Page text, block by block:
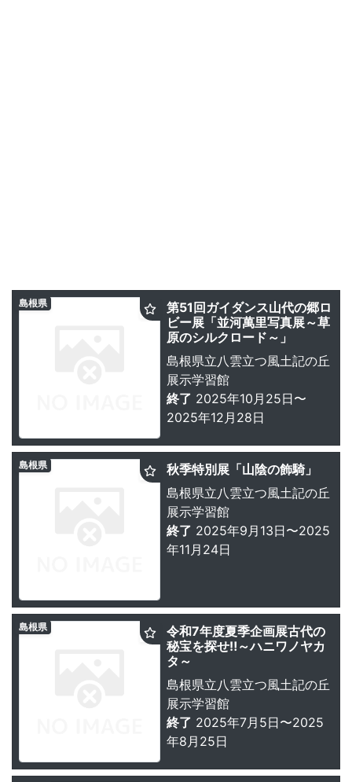
第51回ガイダンス山代の郷ロ
ビー展「並河萬里写真展～草
原のシルクロード～」
島根県立八雲立つ風土記の丘
展示学習館
終了 2025年10月25日〜
2025年12月28日
島根県
秋季特別展「山陰の飾騎」
島根県立八雲立つ風土記の丘
展示学習館
終了 2025年9月13日〜2025
年11月24日
島根県
令和7年度夏季企画展古代の
秘宝を探せ‼～ハニワノヤカ
タ～
島根県立八雲立つ風土記の丘
展示学習館
終了 2025年7月5日〜2025
年8月25日
島根県